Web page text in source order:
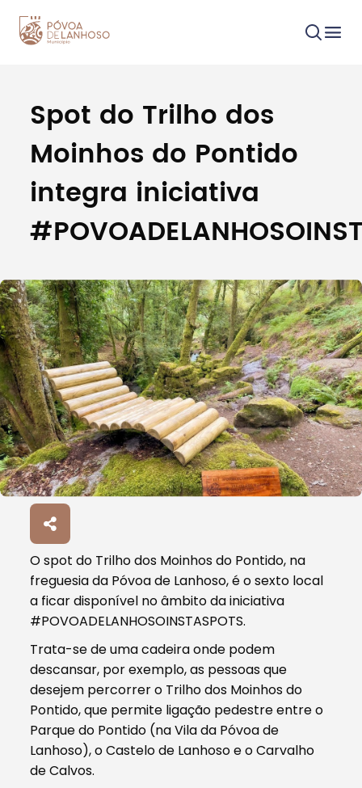
Procurar
Tipo de conteúdo
Filtros
Spot do Trilho dos
Moinhos do Pontido
integra iniciativa
O spot do Trilho dos Moinhos do Pontido, na
freguesia da Póvoa de Lanhoso, é o sexto local
a ficar disponível no âmbito da iniciativa
#POVOADELANHOSOINSTASPOTS.
Trata-se de uma cadeira onde podem
descansar, por exemplo, as pessoas que
desejem percorrer o Trilho dos Moinhos do
Pontido, que permite ligação pedestre entre o
Parque do Pontido (na Vila da Póvoa de
Lanhoso), o Castelo de Lanhoso e o Carvalho
de Calvos.